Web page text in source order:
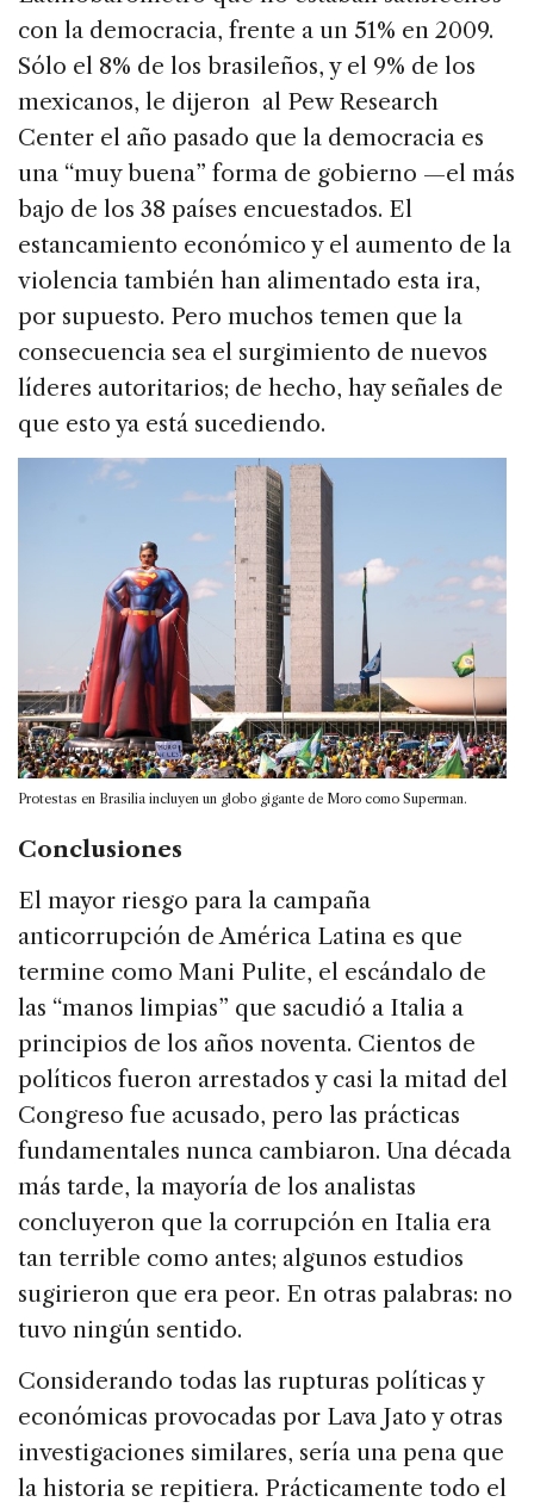
con la democracia, frente a un 51% en 2009.
Sólo el 8% de los brasileños, y el 9% de los
mexicanos, le dijeron al Pew Research
Center el año pasado que la democracia es
una “muy buena” forma de gobierno —el más
bajo de los 38 países encuestados. El
estancamiento económico y el aumento de la
violencia también han alimentado esta ira,
por supuesto. Pero muchos temen que la
consecuencia sea el surgimiento de nuevos
líderes autoritarios; de hecho, hay señales de
que esto ya está sucediendo.
Protestas en Brasilia incluyen un globo gigante de Moro como Superman.
Conclusiones
El mayor riesgo para la campaña
anticorrupción de América Latina es que
termine como Mani Pulite, el escándalo de
las “manos limpias” que sacudió a Italia a
principios de los años noventa. Cientos de
políticos fueron arrestados y casi la mitad del
Congreso fue acusado, pero las prácticas
fundamentales nunca cambiaron. Una década
más tarde, la mayoría de los analistas
concluyeron que la corrupción en Italia era
tan terrible como antes; algunos estudios
sugirieron que era peor. En otras palabras: no
tuvo ningún sentido.
Considerando todas las rupturas políticas y
económicas provocadas por Lava Jato y otras
investigaciones similares, sería una pena que
la historia se repitiera. Prácticamente todo el